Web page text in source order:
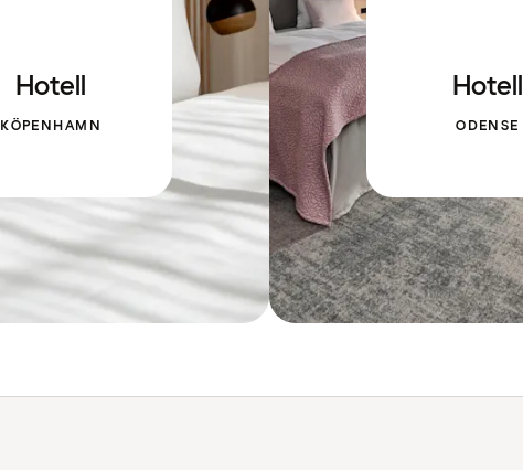
Hotell
KÖPENHAMN
Hotell
ODENSE